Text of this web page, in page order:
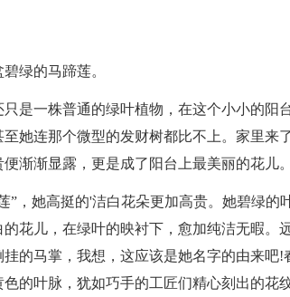
绿的马蹄莲。
是一株普通的绿叶植物，在这个小小的阳
她连那个微型的发财树都比不上。家里来
渐渐显露，更是成了阳台上最美丽的花儿。
”，她高挺的'洁白花朵更加高贵。她碧绿的
花儿，在绿叶的映衬下，愈加纯洁无暇。
的马掌，我想，这应该是她名字的由来吧
的叶脉，犹如巧手的工匠们精心刻出的花纹